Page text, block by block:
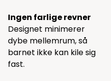
Ingen farlige revner
Designet minimerer
dybe mellemrum, så
barnet ikke kan kile sig
fast.